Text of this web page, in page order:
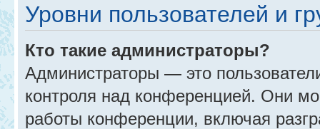
Уровни пользователей и
Кто такие администраторы?
Администраторы — это
контроля над конференцией. Они
работы конференции, включая